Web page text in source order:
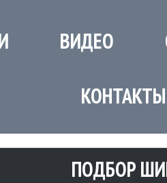
ВИДЕО
КОНТАКТЫ
ПОДБОР